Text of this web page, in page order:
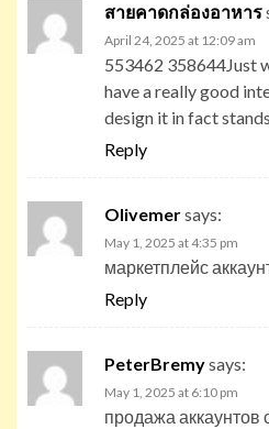
สายคาดกล่องอาหาร
April 24, 2025 at 12:09 am
553462 358644Just
have a really good
design it in fact
Reply
Olivemersays:
May 1, 2025 at 4:35 pm
маркетплейс
Reply
PeterBremysays:
May 1, 2025 at 6:10 pm
продажа аккаунтов